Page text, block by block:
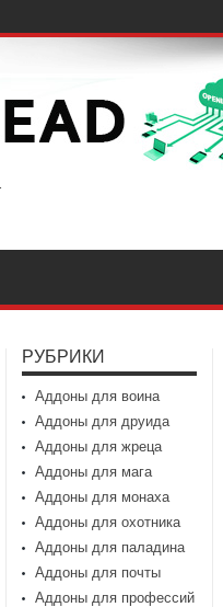
РУБРИКИ
Аддоны для воина
Аддоны для друида
Аддоны для жреца
Аддоны для мага
Аддоны для монаха
Аддоны для охотника
Аддоны для паладина
Аддоны для почты
Аддоны для профессий